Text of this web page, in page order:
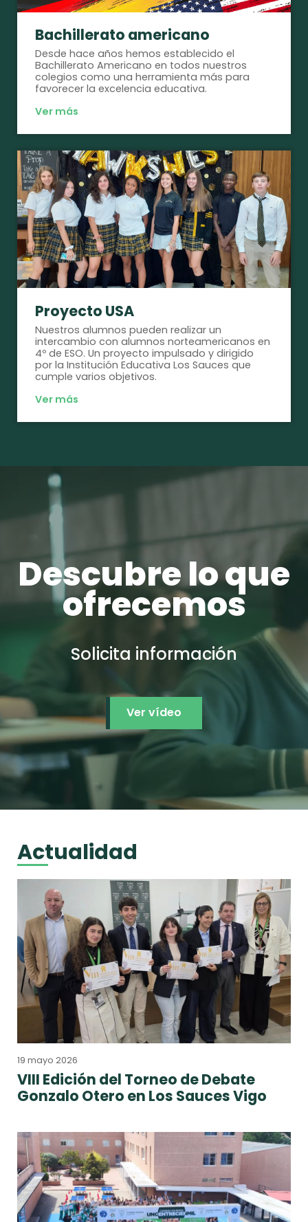
Bachillerato americano
Desde hace años hemos establecido el
Bachillerato Americano en todos nuestros
colegios como una herramienta más para
favorecer la excelencia educativa.
Ver más
Proyecto USA
Nuestros alumnos pueden realizar un
intercambio con alumnos norteamericanos en
4º de ESO. Un proyecto impulsado y dirigido
por la Institución Educativa Los Sauces que
cumple varios objetivos.
Ver más
Descubre lo que
ofrecemos
Solicita información
Ver vídeo
Actualidad
19 mayo 2026
VIII Edición del Torneo de Debate
Gonzalo Otero en Los Sauces Vigo